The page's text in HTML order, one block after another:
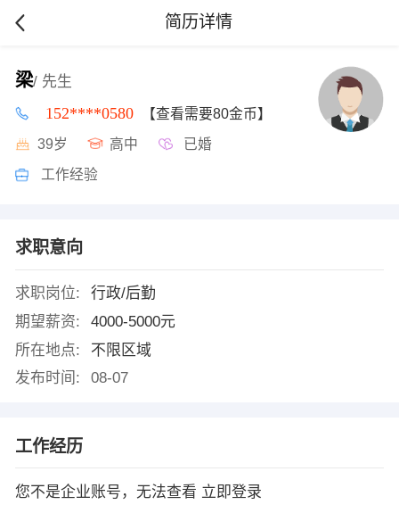
简历详情
梁/ 先生
152****0580 【查看需要80金币】
39岁 高中 已婚
工作经验
求职意向
求职岗位:
行政/后勤
期望薪资:
4000-5000元
所在地点:
不限区域
发布时间:
08-07
工作经历
您不是企业账号，无法查看 立即登录